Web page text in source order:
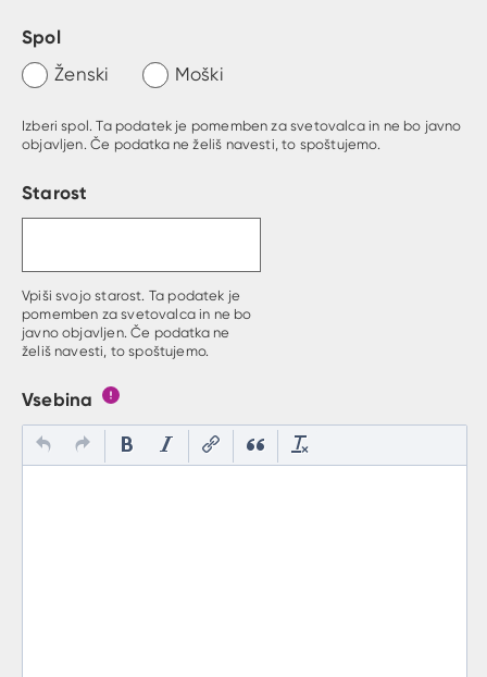
Spol
Ženski Moški
Izberi spol. Ta podatek je pomemben za svetovalca in ne bo javno
objavljen. Če podatka ne želiš navesti, to spoštujemo.
Starost
Vpiši svojo starost. Ta podatek je
pomemben za svetovalca in ne bo
javno objavljen. Če podatka ne
želiš navesti, to spoštujemo.
Vsebina